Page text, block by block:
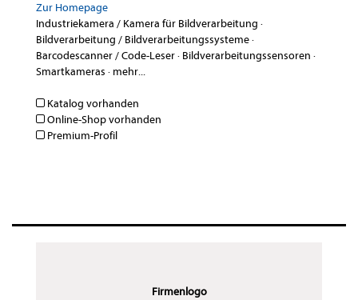
Zur Homepage
Industriekamera / Kamera für Bildverarbeitung ·
Bildverarbeitung / Bildverarbeitungssysteme·
Barcodescanner / Code-Leser· Bildverarbeitungssensoren ·
Smartkameras · mehr...
Katalog vorhanden
Online-Shop vorhanden
Premium-Profil
Firmenlogo